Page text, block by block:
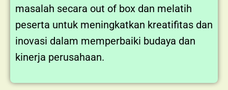
masalah secara out of box dan melatih
peserta untuk meningkatkan kreatifitas dan
inovasi dalam memperbaiki budaya dan
kinerja perusahaan.